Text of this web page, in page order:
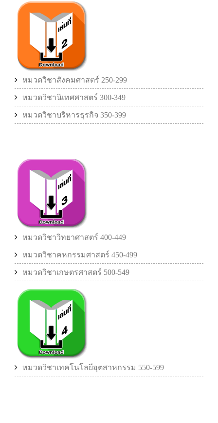
หมวดวิชาสังคมศาสตร์ 250-299
หมวดวิชานิเทศศาสตร์ 300-349
หมวดวิชาบริหารธุรกิจ 350-399
หมวดวิชาวิทยาศาสตร์ 400-449
หมวดวิชาคหกรรมศาสตร์ 450-499
หมวดวิชาเกษตรศาสตร์ 500-549
หมวดวิชาเทคโนโลยีอุตสาหกรรม 550-599